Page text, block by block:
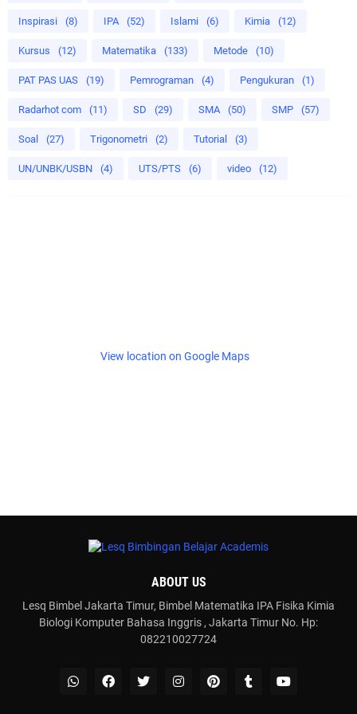
Inspirasi (8) IPA (52) Islami (6) Kimia (12)
Kursus (12) Matematika (133) Metode (10)
PAT PAS UAS (19) Pemrograman (4) Pengukuran (1)
Radarhot com (11) SD (29) SMA (50) SMP (57)
Soal (27) Trigonometri (2) Tutorial (3)
UN/UNBK/USBN (4) UTS/PTS (6) video (12)
View location on Google Maps
ABOUT US
Lesq Bimbel Jakarta Timur, Bimbel Matematika IPA Fisika Kimia
Biologi Komputer Bahasa Inggris , Jakarta Timur No. Hp:
082210027724